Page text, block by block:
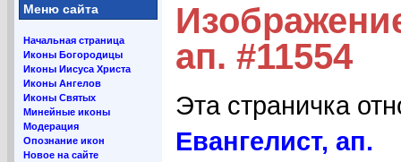
Меню сайта
Начальная страница
Иконы Богородицы
Иконы Иисуса Христа
Иконы Ангелов
Иконы Святых
Минейные иконы
Модерация
Опознание икон
Новое на сайте
ап. #11554
Эта страничка
Евангелист, ап.